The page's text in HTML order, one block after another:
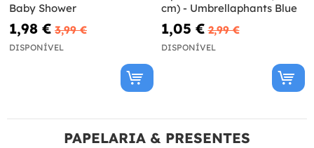
Baby Shower
1,98 € 3,99 €
DISPONÍVEL
cm) - Umbrellaphants Blue
1,05 € 2,99 €
DISPONÍVEL
PAPELARIA & PRESENTES